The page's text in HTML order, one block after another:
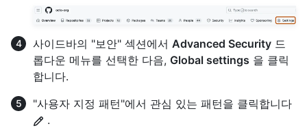
사이드바의 "보안" 섹션에서 Advanced Security 드
롭다운 메뉴를 선택한 다음, Global settings 을 클릭
합니다.
"사용자 지정 패턴"에서 관심 있는 패턴을 클릭합니다
.